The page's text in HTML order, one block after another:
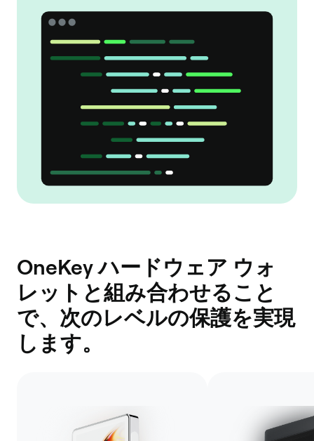
OneKey ハードウェア ウォ
レットと組み合わせること
で、次のレベルの保護を実現
します。